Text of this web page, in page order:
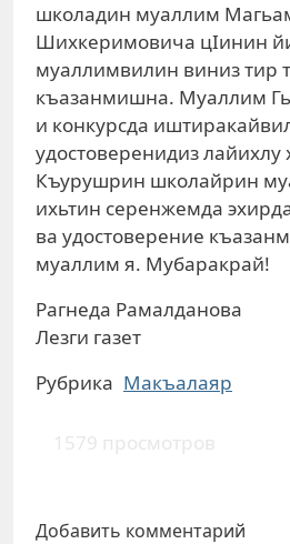
школадин муаллим
Шихкеримовича цIинин
муаллимвилин виниз тир
къазанмишна. Муаллим
и конкурсда
удостоверенидиз лайихлу
Къурушрин школайрин
ихьтин серенжемда
ва удостоверение
муаллим я. Мубаракрай!
Рагнеда Рамалданова
Лезги газет
Рубрика Макъалаяр
1579 просмотров
Добавить комментарий